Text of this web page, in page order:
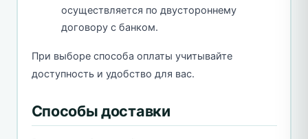
осуществляется по двустороннему
договору с банком.
При выборе способа оплаты учитывайте
доступность и удобство для вас.
Способы доставки